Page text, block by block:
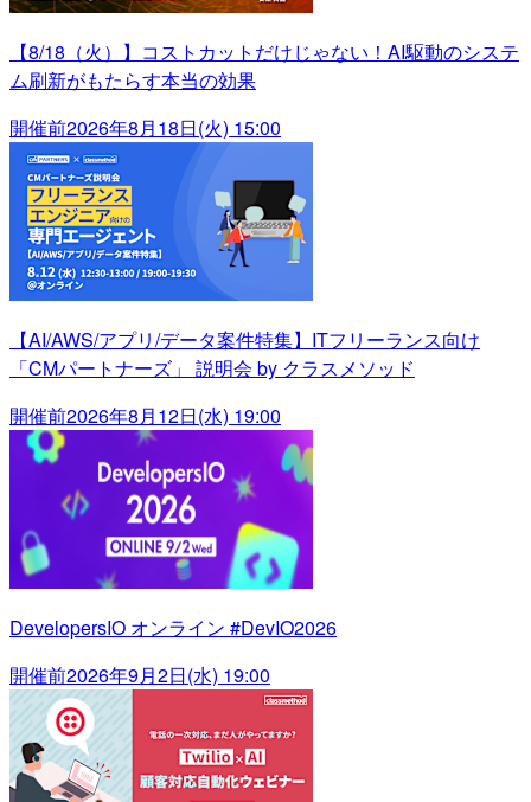
【8/18（火）】コストカットだけじゃない！AI駆動のシステ
ム刷新がもたらす本当の効果
開催前2026年8月18日(火) 15:00
【AI/AWS/アプリ/データ案件特集】ITフリーランス向け
「CMパートナーズ」 説明会 by クラスメソッド
開催前2026年8月12日(水) 19:00
DevelopersIO オンライン #DevIO2026
開催前2026年9月2日(水) 19:00